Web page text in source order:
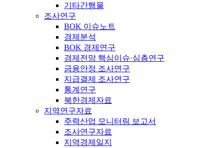
기타간행물
조사연구
BOK 이슈노트
경제분석
BOK 경제연구
경제전망 핵심이슈·심층연구
금융안정 조사연구
지급결제 조사연구
통계연구
북한경제자료
지역연구자료
주력산업 모니터링 보고서
조사연구자료
지역경제일지